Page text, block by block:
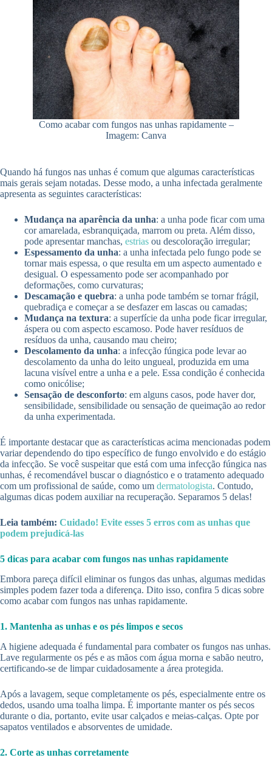
Como acabar com fungos nas unhas rapidamente –
Imagem: Canva
Quando há fungos nas unhas é comum que algumas características
mais gerais sejam notadas. Desse modo, a unha infectada geralmente
apresenta as seguintes características:
Mudança na aparência da unha: a unha pode ficar com uma
cor amarelada, esbranquiçada, marrom ou preta. Além disso,
pode apresentar manchas, estrias ou descoloração irregular;
Espessamento da unha: a unha infectada pelo fungo pode se
tornar mais espessa, o que resulta em um aspecto aumentado e
desigual. O espessamento pode ser acompanhado por
deformações, como curvaturas;
Descamação e quebra: a unha pode também se tornar frágil,
quebradiça e começar a se desfazer em lascas ou camadas;
Mudança na textura: a superfície da unha pode ficar irregular,
áspera ou com aspecto escamoso. Pode haver resíduos de
resíduos da unha, causando mau cheiro;
Descolamento da unha: a infecção fúngica pode levar ao
descolamento da unha do leito ungueal, produzida em uma
lacuna visível entre a unha e a pele. Essa condição é conhecida
como onicólise;
Sensação de desconforto: em alguns casos, pode haver dor,
sensibilidade, sensibilidade ou sensação de queimação ao redor
da unha experimentada.
É importante destacar que as características acima mencionadas podem
variar dependendo do tipo específico de fungo envolvido e do estágio
da infecção. Se você suspeitar que está com uma infecção fúngica nas
unhas, é recomendável buscar o diagnóstico e o tratamento adequado
com um profissional de saúde, como um dermatologista. Contudo,
algumas dicas podem auxiliar na recuperação. Separamos 5 delas!
Leia também: Cuidado! Evite esses 5 erros com as unhas que
podem prejudicá-las
5 dicas para acabar com fungos nas unhas rapidamente
Embora pareça difícil eliminar os fungos das unhas, algumas medidas
simples podem fazer toda a diferença. Dito isso, confira 5 dicas sobre
como acabar com fungos nas unhas rapidamente.
1. Mantenha as unhas e os pés limpos e secos
A higiene adequada é fundamental para combater os fungos nas unhas.
Lave regularmente os pés e as mãos com água morna e sabão neutro,
certificando-se de limpar cuidadosamente a área protegida.
Após a lavagem, seque completamente os pés, especialmente entre os
dedos, usando uma toalha limpa. É importante manter os pés secos
durante o dia, portanto, evite usar calçados e meias-calças. Opte por
sapatos ventilados e absorventes de umidade.
2. Corte as unhas corretamente